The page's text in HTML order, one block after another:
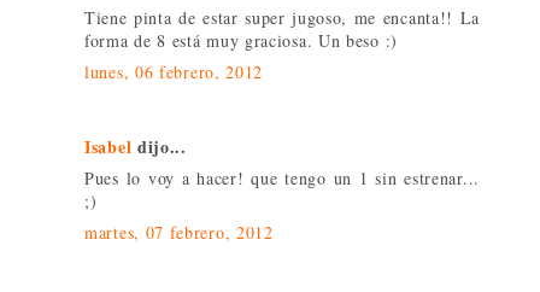
Tiene pinta de estar super jugoso, me encanta!! La
forma de 8 está muy graciosa. Un beso :)
lunes, 06 febrero, 2012
Isabel dijo...
Pues lo voy a hacer! que tengo un 1 sin estrenar...
;)
martes, 07 febrero, 2012